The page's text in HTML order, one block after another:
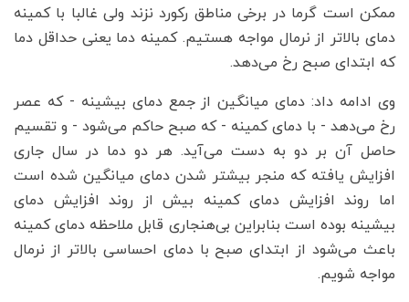
ممکن است گرما در برخی مناطق رکورد نزند ولی غالبا با کمینه
دمای بالاتر از نرمال مواجه هستیم. کمینه دما یعنی حداقل دما
که ابتدای صبح رخ می‌دهد.
وی ادامه داد: دمای میانگین از جمع دمای بیشینه - که عصر
رخ می‌دهد - با دمای کمینه - که صبح حاکم می‌شود - و تقسیم
حاصل آن بر دو به دست می‌آید. هر دو دما در سال جاری
افزایش یافته که منجر بیشتر شدن دمای میانگین شده است
اما روند افزایش دمای کمینه بیش از روند افزایش دمای
بیشینه بوده است بنابراین بی‌هنجاری قابل ملاحظه دمای کمینه
باعث می‌شود از ابتدای صبح با دمای احساسی بالاتر از نرمال
مواجه شویم.